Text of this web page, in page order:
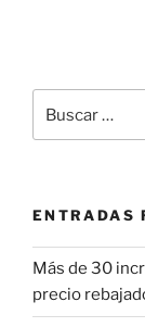
por:
ENTRADAS
Más de 30
precio